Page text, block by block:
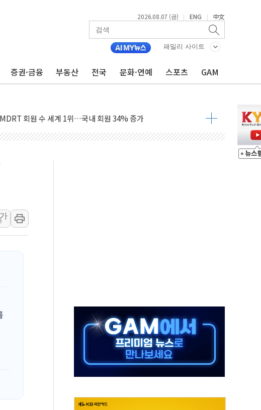
2026.08.07 (금) | ENG | 中文
패밀리 사이트
증권·금융 부동산 전국 문화·연예 스포츠 GAM
, 서울농수산식품공사 등 20곳 '최우수'...인천환경공단 등 '부진'
좌시하지 않겠다"
연계 배송 혜택 강화...새벽 배송 도입 예정
해 안으로 부동산과 건강까지 영역 확장 예정
SUMMIT 2026' 참가
출 245억원…순이익 흑자 전환
간 활성 이용자수 1000만 돌파
아와 공고한 파트너십 이어갈 예정"
끈 반등...2분기 영업이익 121% 급증
편안 환영...RSU 세제지원 긍정 검토되길"
, ESG경영대상 환경부분 최우수상 수상
가